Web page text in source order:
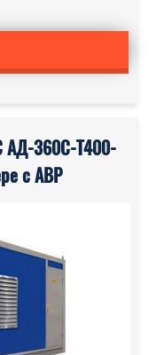
АД-360С-Т400-
с АВР